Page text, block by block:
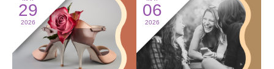
29
2026
06
2026